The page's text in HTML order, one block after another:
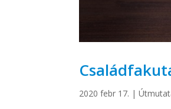
2020 febr 17. |